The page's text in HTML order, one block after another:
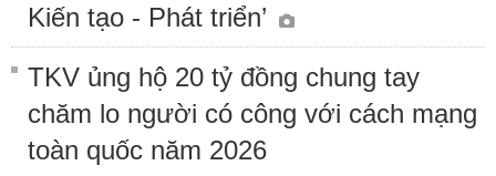
Kiến tạo - Phát triển’
TKV ủng hộ 20 tỷ đồng chung tay
chăm lo người có công với cách mạng
toàn quốc năm 2026